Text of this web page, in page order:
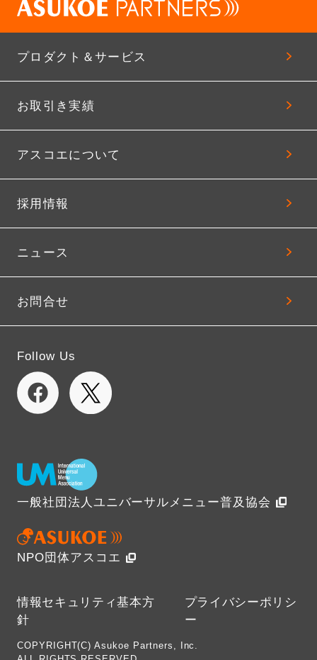
プロダクト＆サービス
お取引き実績
アスコエについて
採用情報
ニュース
お問合せ
Follow Us
一般社団法人ユニバーサルメニュー普及協会
NPO団体アスコエ
COPYRIGHT(C) Asukoe Partners, Inc.
情報セキュリティ基本方
針
プライバシーポリシ
ー